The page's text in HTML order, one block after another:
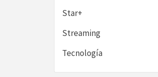
Star+
Streaming
Tecnología